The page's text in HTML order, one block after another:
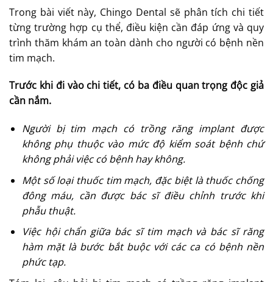
Trong bài viết này, Chingo Dental sẽ phân tích chi tiết
từng trường hợp cụ thể, điều kiện cần đáp ứng và quy
trình thăm khám an toàn dành cho người có bệnh nền
tim mạch.
Trước khi đi vào chi tiết, có ba điều quan trọng độc giả
cần nắm.
Người bị tim mạch có trồng răng implant được
không phụ thuộc vào mức độ kiểm soát bệnh chứ
không phải việc có bệnh hay không.
Một số loại thuốc tim mạch, đặc biệt là thuốc chống
đông máu, cần được bác sĩ điều chỉnh trước khi
phẫu thuật.
Việc hội chẩn giữa bác sĩ tim mạch và bác sĩ răng
hàm mặt là bước bắt buộc với các ca có bệnh nền
phức tạp.